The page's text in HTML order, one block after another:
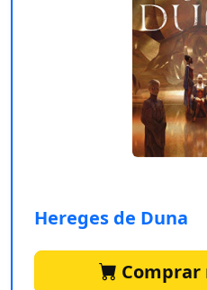
Hereges de Duna
Comprar